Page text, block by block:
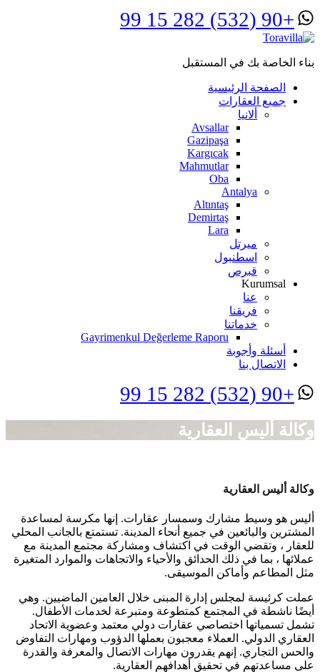
+90 (532) 282 15 99
بناء الخاصة بك في المستقبل
الصفحة الرئيسية
جميع العقارات
ألانيا
Avsallar
Gazipaşa
Kargıcak
Mahmutlar
Oba
Antalya
Altıntaş
Demirtaş
Lara
ميرتل
اسطنبول
قبرص
Kurumsal
عنا
فريقنا
خدماتنا
Gayrimenkul Değerleme Raporu
أسئلة وأجوبة
الاتصال بنا
+90 (532) 282 15 99
وكالة أليس العقارية
وكالة أليس العقارية
أليس هو وسيط مشارك وسمسار عقارات. إنها مكرسة لمساعدة
المشترين والبائعين في جميع أنحاء المدينة. تستمتع بالجانب المحلي
للعقار ، وتقضي الوقت في اكتشاف ومشاركة مجتمع المدينة مع
عملائها ، بما في ذلك الحدائق والأحياء والاتجاهات والموارد المتغيرة
مثل المطاعم وأماكن الموسيقى.
عملت كرئيسة لمجلس إدارة المبنى خلال العامين الماضيين. وهي
أيضًا ناشطة في المجتمع كمتطوعة ومتبرعة لخدمات الأطفال.
تشمل تسمياتها اختصاصي عقارات دولي معتمد وعضوية الاتحاد
العقاري الدولي. العملاء معجبون بعملها الدؤوب ومهارات التفاوض
والحس التجاري. إنهم يقدرون مهارات الاتصال والمعرفة والقدرة
على مساعدتهم في تحقيق أهدافهم العقارية.